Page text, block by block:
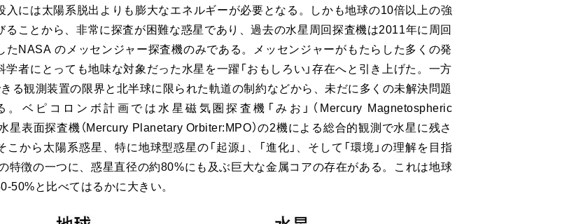
入には太陽系脱出よりも膨大なエネルギーが必要となる。しかも地球の10倍以上の強
ることから、非常に探査が困難な惑星であり、過去の水星周回探査機は2011年に周回
たNASA のメッセンジャー探査機のみである。メッセンジャーがもたらした多くの発
学者にとっても地味な対象だった水星を一躍「おもしろい」存在へと引き上げた。一方
る観測装置の限界と北半球に限られた軌道の制約などから、未だに多くの未解決問題
ベピコロンボ計画では水星磁気圏探査機「みお」（Mercury Magnetospheric
星表面探査機（Mercury Planetary Orbiter:MPO）の2機による総合的観測で水星に残さ
から太陽系惑星、特に地球型惑星の「起源」、「進化」、そして「環境」の理解を目指
特徴の一つに、惑星直径の約80%にも及ぶ巨大な金属コアの存在がある。これは地球
50%と比べてはるかに大きい。